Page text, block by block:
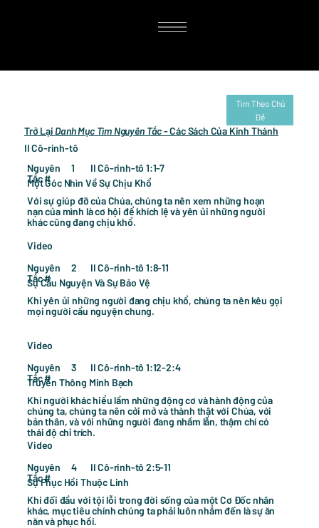
Tìm Theo Chủ
Đề
Trở LạiDanh Mục Tìm Nguyên Tắc- Các Sách Của Kinh Thánh
II Cô-rinh-tô
Nguyên
Tắc #
1
II Cô-rinh-tô 1:1-7
Một Góc Nhìn Về Sự Chịu Khổ
Với sự giúp đỡ của Chúa, chúng ta nên xem những hoạn
nạn của mình là cơ hội để khích lệ và yên ủi những người
khác cũng đang chịu khổ.
Video
Nguyên
Tắc #
2
II Cô-rinh-tô 1:8-11
Sự Cầu Nguyện Và Sự Bảo Vệ
Khi yên ủi những người đang chịu khổ, chúng ta nên kêu gọi
mọi người cầu nguyện chung.
Video
Nguyên
Tắc #
3
II Cô-rinh-tô 1:12-2:4
Truyền Thông Minh Bạch
Khi người khác hiểu lầm những động cơ và hành động của
chúng ta, chúng ta nên cởi mở và thành thật với Chúa, với
bản thân, và với những người đang nhầm lẫn, thậm chí có
thái độ chỉ trích.
Video
Nguyên
Tắc #
4
II Cô-rinh-tô 2:5-11
Sự Phục Hồi Thuộc Linh
Khi đối đầu với tội lỗi trong đời sống của một Cơ Đốc nhân
khác, mục tiêu chính chúng ta phải luôn nhắm đến là sự ăn
năn và phục hồi.